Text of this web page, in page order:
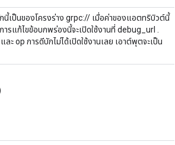
นี้เป็นของโครงร่าง grpc:// เมื่อค่าของแอตทริบิวต์นี้
แก้ไขข้อบกพร่องนี้จะเปิดใช้งานที่ debug_url .
op การดีบักไม่ได้เปิดใช้งานเลย เอาต์พุตจะเป็น